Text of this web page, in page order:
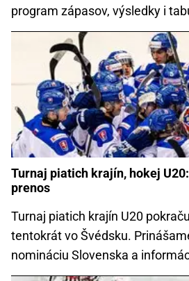
program zápasov, výsledky i
Turnaj piatich krajín, hokej
prenos
Turnaj piatich krajín U20
tentokrát vo Švédsku.
nomináciu Slovenska a